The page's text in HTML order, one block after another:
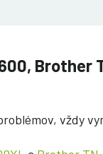
Brother
vždy